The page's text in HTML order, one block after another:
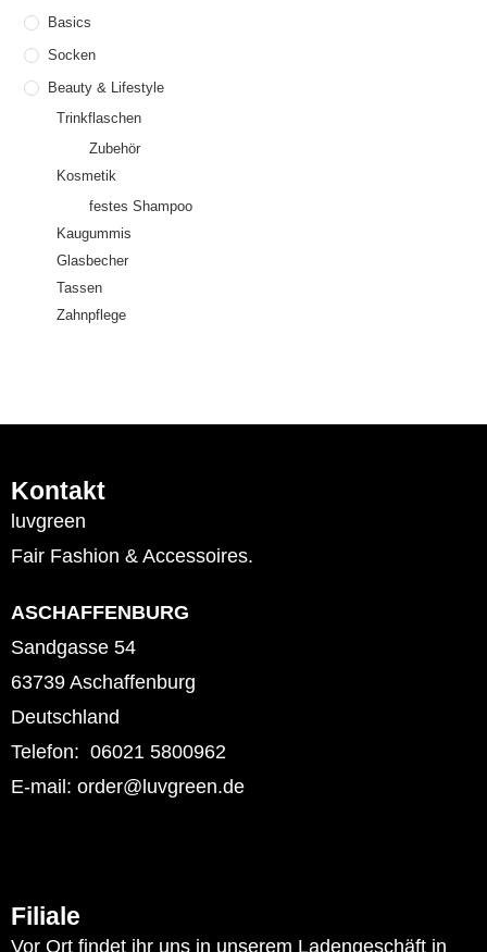
Basics
Socken
Beauty & Lifestyle
Trinkflaschen
Zubehör
Kosmetik
festes Shampoo
Kaugummis
Glasbecher
Tassen
Zahnpflege
Kontakt
luvgreen
Fair Fashion & Accessoires.
ASCHAFFENBURG
Sandgasse 54
63739 Aschaffenburg
Deutschland
Telefon: 06021 5800962
E-mail: order@luvgreen.de
Filiale
Vor Ort findet ihr uns in unserem Ladengeschäft in